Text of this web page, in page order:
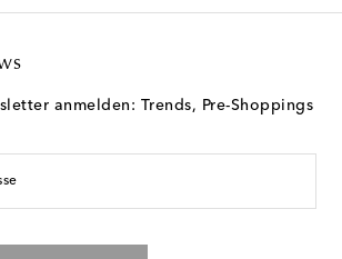
anmelden: Trends, Pre-Shoppings